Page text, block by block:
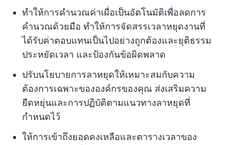
ทำให้การคำนวณค่าเผื่อเป็นอัตโนมัติเพื่อลดการ
คำนวณด้วยมือ ทำให้การจัดสรรเวลาหยุดงานที่
ได้รับค่าตอบแทนเป็นไปอย่างถูกต้องและยุติธรรม
ประหยัดเวลา และป้องกันข้อผิดพลาด
ปรับนโยบายการลาหยุดให้เหมาะสมกับความ
ต้องการเฉพาะขององค์กรของคุณ ส่งเสริมความ
ยืดหยุ่นและการปฏิบัติตามแนวทางลาหยุดที่
กำหนดไว้
ให้การเข้าถึงยอดคงเหลือและตารางเวลาของ